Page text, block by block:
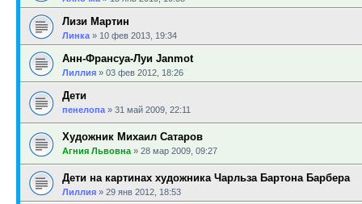
Лизи Мартин
Линка » 10 фев 2013, 19:34
Анн-Франсуа-Луи Janmot
Лиллия » 03 фев 2012, 18:26
Дети
пенелопа » 31 май 2009, 22:11
Художник Михаил Сатаров
Агния Львовна » 28 мар 2009, 09:27
Дети на картинах художника Чарльза Бартона Барбера
Лиллия » 29 янв 2012, 18:53